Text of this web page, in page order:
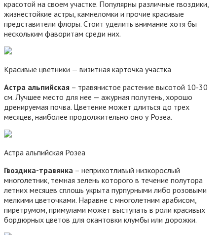
красотой на своем участке. Популярны различные гвоздики,
жизнестойкие астры, камнеломки и прочие красивые
представители флоры. Стоит уделить внимание хотя бы
нескольким фаворитам среди них.
Красивые цветники — визитная карточка участка
Астра альпийская – травянистое растение высотой 10-30
см. Лучшее место для нее — ажурная полутень, хорошо
дренируемая почва. Цветение может длиться до трех
месяцев, наиболее продолжительно оно у Розеа.
Астра альпийская Розеа
Гвоздика-травянка – неприхотливый низкорослый
многолетник, темная зелень которого в течение полутора
летних месяцев сплошь укрыта пурпурными либо розовыми
мелкими цветочками. Наравне с многолетним арабисом,
пиретрумом, примулами может выступать в роли красивых
бордюрных цветов для окантовки клумбы или дорожки.